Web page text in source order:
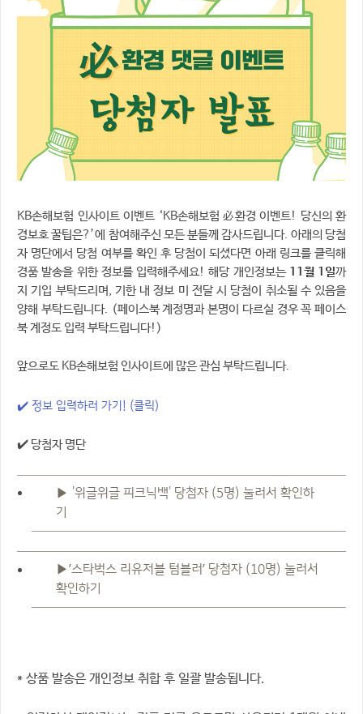
KB손해보험 인사이트 이벤트 ‘KB손해보험 必환경 이벤트! 당신의 환
경보호 꿀팁은?’에 참여해주신 모든 분들께 감사드립니다. 아래의 당첨
자 명단에서 당첨 여부를 확인 후 당첨이 되셨다면 아래 링크를 클릭해
경품 발송을 위한 정보를 입력해주세요! 해당 개인정보는 11월 1일까
지 기입 부탁드리며, 기한 내 정보 미 전달 시 당첨이 취소될 수 있음을
양해 부탁드립니다. (페이스북 계정명과 본명이 다르실 경우 꼭 페이스
북 계정도 입력 부탁드립니다!)
앞으로도 KB손해보험 인사이트에 많은 관심 부탁드립니다.
✔️ 정보 입력하러 가기! (클릭)
✔️ 당첨자 명단
▶ '위글위글 피크닉백' 당첨자 (5명) 눌러서 확인하
기
▶’스타벅스 리유저블 텀블러’ 당첨자 (10명) 눌러서
확인하기
* 상품 발송은 개인정보 취합 후 일괄 발송됩니다.